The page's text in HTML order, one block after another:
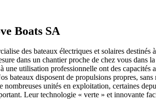
Boats SA
des bateaux électriques et solaires
dans un chantier proche de chez vous
une utilisation professionnelle ont des
bateaux disposent de propulsions propres,
nombreuses unités en exploitation, certaines
Leur technologie « verte » et innovante